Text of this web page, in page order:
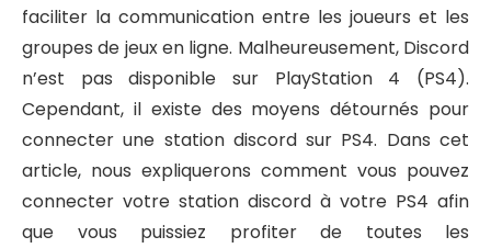
faciliter la communication entre les joueurs et les
groupes de jeux en ligne. Malheureusement, Discord
n’est pas disponible sur PlayStation 4 (PS4).
Cependant, il existe des moyens détournés pour
connecter une station discord sur PS4. Dans cet
article, nous expliquerons comment vous pouvez
connecter votre station discord à votre PS4 afin
que vous puissiez profiter de toutes les